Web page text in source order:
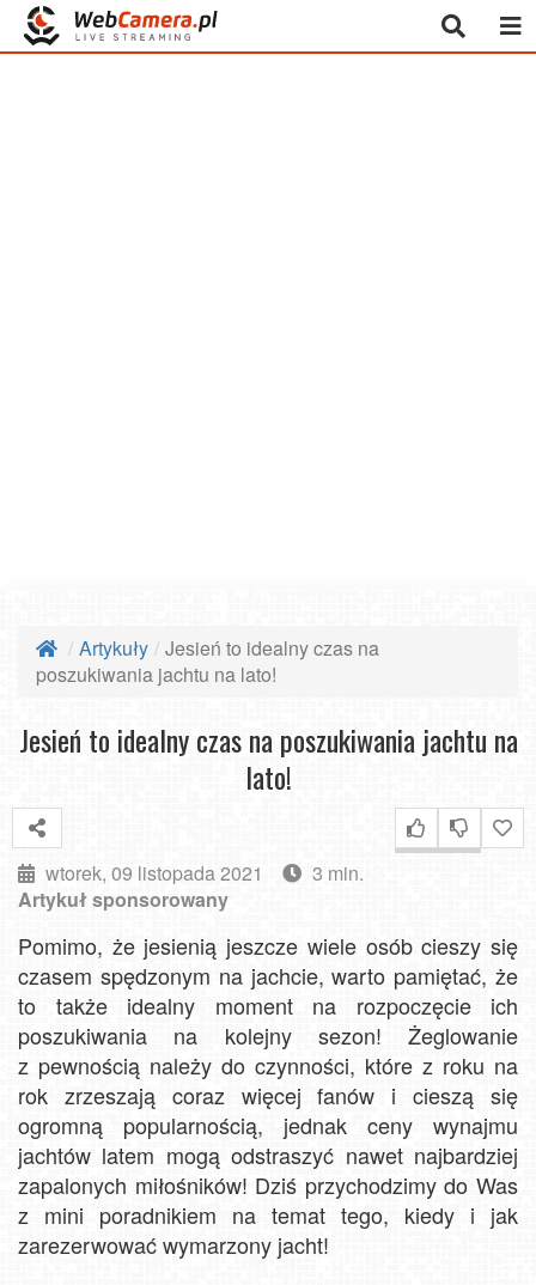
Artykuły
Jesień to idealny czas na
poszukiwania jachtu na lato!
Jesień to idealny czas na poszukiwania jachtu na
lato!
wtorek, 09 listopada 2021
3 min.
Artykuł sponsorowany
Pomimo, że jesienią jeszcze wiele osób cieszy się
czasem spędzonym na jachcie, warto pamiętać, że
to także idealny moment na rozpoczęcie ich
poszukiwania na kolejny sezon! Żeglowanie
z pewnością należy do czynności, które z roku na
rok zrzeszają coraz więcej fanów i cieszą się
ogromną popularnością, jednak ceny wynajmu
jachtów latem mogą odstraszyć nawet najbardziej
zapalonych miłośników! Dziś przychodzimy do Was
z mini poradnikiem na temat tego, kiedy i jak
zarezerwować wymarzony jacht!